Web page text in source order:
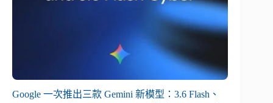
Google 一次推出三款 Gemini 新模型：3.6 Flash、